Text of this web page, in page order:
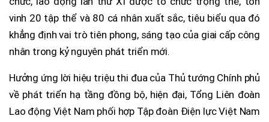
vinh 20 tập thể và 80 cá nhân xuất sắc, tiêu biểu qua đó
khẳng định vai trò tiên phong, sáng tạo của giai cấp công
nhân trong kỷ nguyên phát triển mới.
Hưởng ứng lời hiệu triệu thi đua của Thủ tướng Chính phủ
về phát triển hạ tầng đồng bộ, hiện đại, Tổng Liên đoàn
Lao động Việt Nam phối hợp Tập đoàn Điện lực Việt Nam